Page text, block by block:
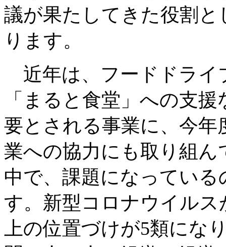
議が果たしてきた役割
ります。
近年は、フードドライ
「まると食堂」への支
要とされる事業に、今年
業への協力にも取り組
中で、課題になってい
す。新型コロナウイルス
上の位置づけが5類にな